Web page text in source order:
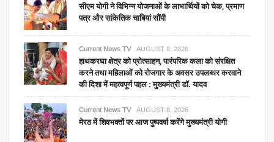
सीएम योगी ने विभिन्न योजनाओं के लाभार्थियों को चेक, प्रमाण
पत्र और सांकेतिक चाबियां सौंपी
Current News TV AUGUST 8, 2026
हाथकरघा क्षेत्र को प्रोत्साहन, पारंपरिक कला को संरक्षित
करने तथा महिलाओं को रोजगार के अवसर उपलब्धर करवाने
की दिशा में महत्वपूर्ण पहल : मुख्यमंत्री डॉ. यादव
Current News TV AUGUST 8, 2026
मेरठ में शिवभक्तों पर आज पुष्पवर्षा करेंगे मुख्यमंत्री योगी